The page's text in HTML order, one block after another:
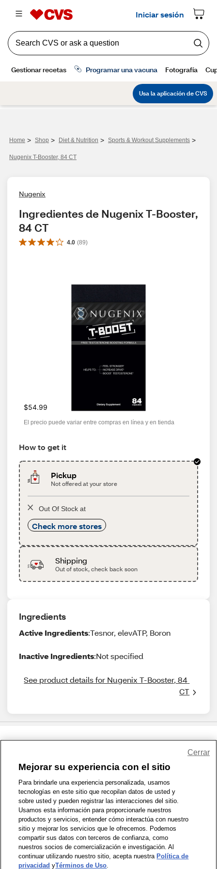
Home > Shop > Diet & Nutrition > Sports & Workout Supplements >
Nugenix T-Booster, 84 CT
Nugenix
Ingredientes de Nugenix T-Booster,
84 CT
4.0 (89)
$54.99
El precio puede variar entre compras en línea y en tienda
How to get it
Pickup
Not offered at your store
Out Of Stock at
Check more stores
Shipping
Out of stock, check back soon
Ingredients
Active Ingredients:Tesnor, elevATP, Boron
Inactive Ingredients:Not specified
See product details for Nugenix T-Booster, 84
CT
1-800-679-9691 | Contáctenos | Términos de Uso | Accesibilidad
Política de Privacidad | WA Privacy Policy | Mapa del sitio
Zona de Bienestar | © 1999 - 2026 CVS.com
Mejorar su experiencia con el sitio
Para brindarle una experiencia personalizada, usamos
tecnologías en este sitio que recopilan datos de usted y
sobre usted y pueden registrar las interacciones del sitio.
Usamos esta información para proporcionarle nuestros
productos y servicios, entender cómo interactúa con nuestro
sitio y mejorar los servicios que le ofrecemos. Podemos
compartir sus datos con terceros de confianza, como
nuestros socios de comercialización e investigación. Al
continuar utilizando nuestro sitio, acepta nuestra Política de
privacidad yTérminos de Uso.
Cerrar